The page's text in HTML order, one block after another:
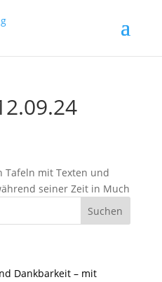
Tafeln mit Texten und
seiner Zeit in Much
Dankbarkeit – mit